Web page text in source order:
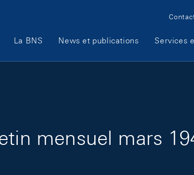
Meta
Main Navigation
La BNS News et publications Services
mensuel mars